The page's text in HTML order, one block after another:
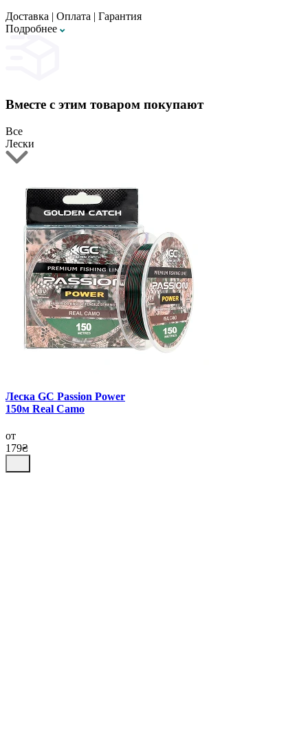
Доставка | Оплата | Гарантия
Подробнее
Вместе с этим товаром покупают
Все
Лески
Леска GC Passion Power
150м Real Camo
от
179₴